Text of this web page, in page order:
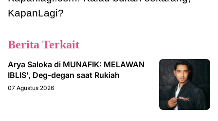
KapanLagi?
Berita Terkait
Arya Saloka di MUNAFIK: MELAWAN
IBLIS', Deg-degan saat Rukiah
07 Agustus 2026